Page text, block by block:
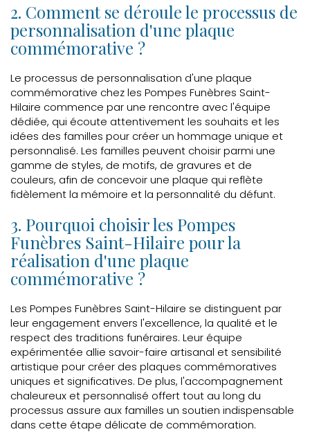
2. Comment se déroule le processus de
personnalisation d'une plaque
commémorative ?
Le processus de personnalisation d'une plaque
commémorative chez les Pompes Funèbres Saint-
Hilaire commence par une rencontre avec l'équipe
dédiée, qui écoute attentivement les souhaits et les
idées des familles pour créer un hommage unique et
personnalisé. Les familles peuvent choisir parmi une
gamme de styles, de motifs, de gravures et de
couleurs, afin de concevoir une plaque qui reflète
fidèlement la mémoire et la personnalité du défunt.
3. Pourquoi choisir les Pompes
Funèbres Saint-Hilaire pour la
réalisation d'une plaque
commémorative ?
Les Pompes Funèbres Saint-Hilaire se distinguent par
leur engagement envers l'excellence, la qualité et le
respect des traditions funéraires. Leur équipe
expérimentée allie savoir-faire artisanal et sensibilité
artistique pour créer des plaques commémoratives
uniques et significatives. De plus, l'accompagnement
chaleureux et personnalisé offert tout au long du
processus assure aux familles un soutien indispensable
dans cette étape délicate de commémoration.